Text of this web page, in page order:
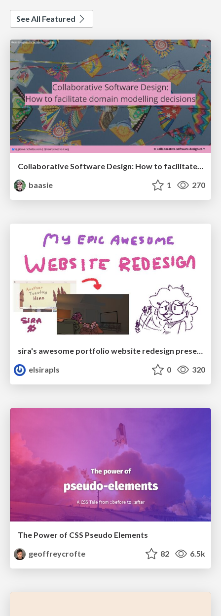
See All Featured
Collaborative Software Design: How to facilitate domain modelling decisions
baasie
1 270
sira's awesome portfolio website redesign presentation
elsirapls
0 320
The Power of CSS Pseudo Elements
geoffreycrofte
82 6.5k